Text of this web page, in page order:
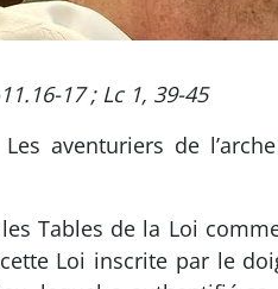
17 ; Lc 1, 39-45
aventuriers de
Tables de la Loi
Loi inscrite par le